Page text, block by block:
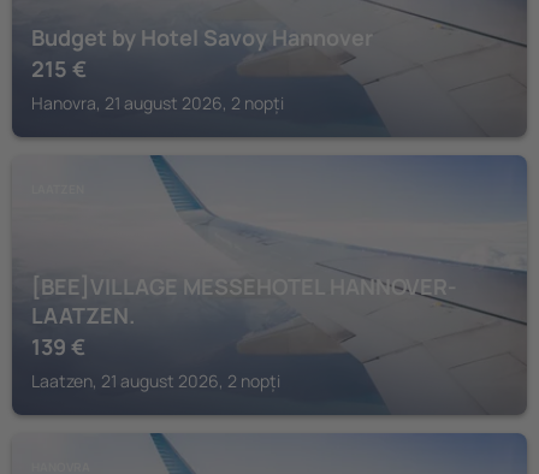
Budget by Hotel Savoy Hannover
215 €
Hanovra, 21 august 2026, 2 nopți
[BEE]VILLAGE MESSEHOTEL HANNOVER-
LAATZEN.
139 €
Laatzen, 21 august 2026, 2 nopți